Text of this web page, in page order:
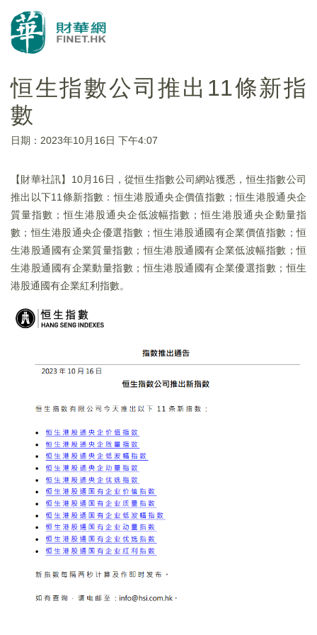
恒生指數公司推出11條新指
數
日期：2023年10月16日 下午4:07
【財華社訊】10月16日，從恒生指數公司網站獲悉，恒生指數公司
推出以下11條新指數：恒生港股通央企價值指數；恒生港股通央企
質量指數；恒生港股通央企低波幅指數；恒生港股通央企動量指
數；恒生港股通央企優選指數；恒生港股通國有企業價值指數；恒
生港股通國有企業質量指數；恒生港股通國有企業低波幅指數；恒
生港股通國有企業動量指數；恒生港股通國有企業優選指數；恒生
港股通國有企業紅利指數。